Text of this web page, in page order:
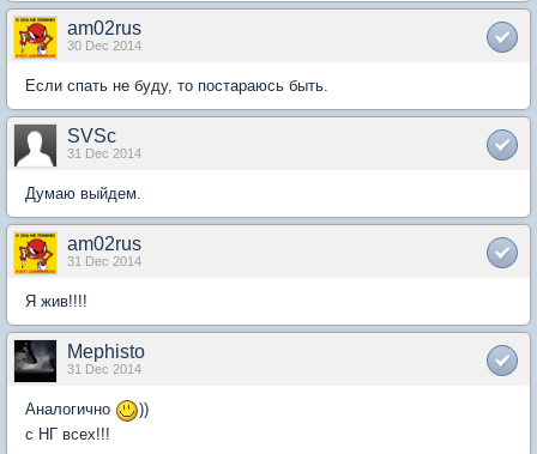
am02rus
30 Dec 2014
Если спать не буду, то постараюсь быть.
SVSc
31 Dec 2014
Думаю выйдем.
am02rus
31 Dec 2014
Я жив!!!!
Mephisto
31 Dec 2014
Аналогично
))
с НГ всех!!!